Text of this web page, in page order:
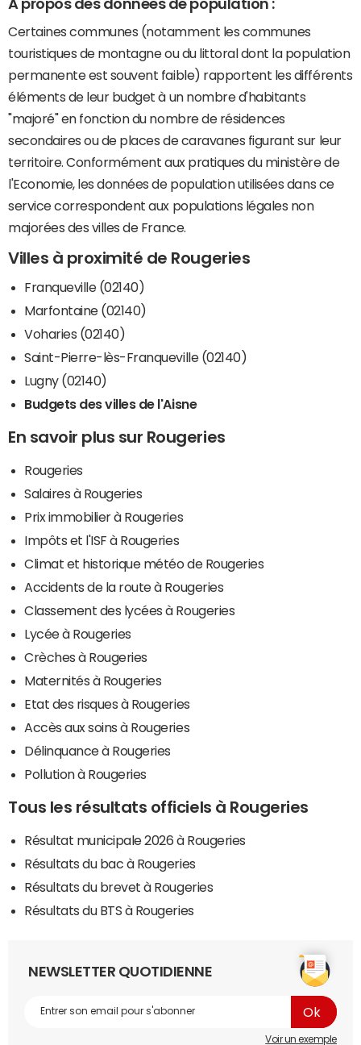
A propos des données de population :
Certaines communes (notamment les communes
touristiques de montagne ou du littoral dont la population
permanente est souvent faible) rapportent les différents
éléments de leur budget à un nombre d'habitants
"majoré" en fonction du nombre de résidences
secondaires ou de places de caravanes figurant sur leur
territoire. Conformément aux pratiques du ministère de
l'Economie, les données de population utilisées dans ce
service correspondent aux populations légales non
majorées des villes de France.
Villes à proximité de Rougeries
Franqueville (02140)
Marfontaine (02140)
Voharies (02140)
Saint-Pierre-lès-Franqueville (02140)
Lugny (02140)
Budgets des villes de l'Aisne
En savoir plus sur Rougeries
Rougeries
Salaires à Rougeries
Prix immobilier à Rougeries
Impôts et l'ISF à Rougeries
Climat et historique météo de Rougeries
Accidents de la route à Rougeries
Classement des lycées à Rougeries
Lycée à Rougeries
Crèches à Rougeries
Maternités à Rougeries
Etat des risques à Rougeries
Accès aux soins à Rougeries
Délinquance à Rougeries
Pollution à Rougeries
Tous les résultats officiels à Rougeries
Résultat municipale 2026 à Rougeries
Résultats du bac à Rougeries
Résultats du brevet à Rougeries
Résultats du BTS à Rougeries
NEWSLETTER QUOTIDIENNE
Voir un exemple